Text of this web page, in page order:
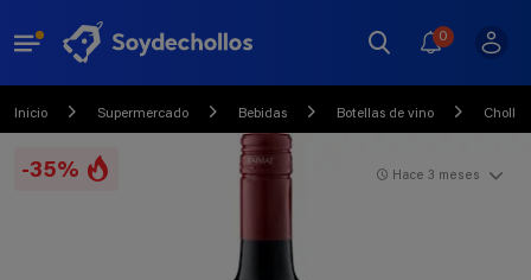
0
Inicio Supermercado Bebidas Botellas de vino Chollo
-35% Hace 3 meses